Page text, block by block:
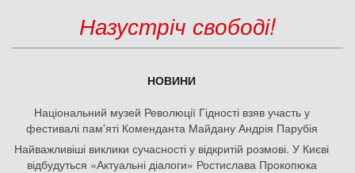
Назустріч свободі!
НОВИНИ
Національний музей Революції Гідності взяв участь у
фестивалі пам'яті Коменданта Майдану Андрія Парубія
Найважливіші виклики сучасності у відкритій розмові. У Києві
відбудуться «Актуальні діалоги» Ростислава Прокопюка